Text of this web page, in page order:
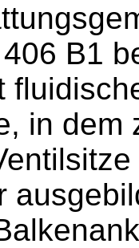
B1
in dem